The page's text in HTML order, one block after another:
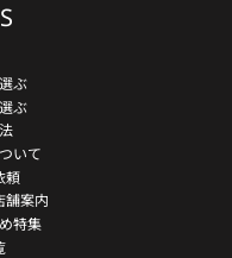
ぶ
ぶ
いて
頼
舗案内
特集